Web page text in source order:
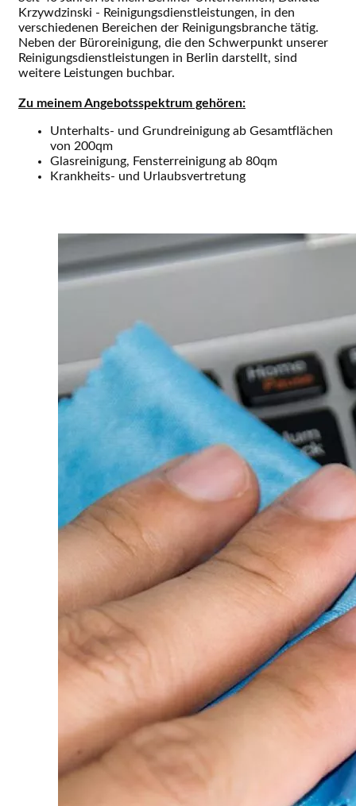
Krzywdzinski - Reinigungsdienstleistungen, in den
verschiedenen Bereichen der Reinigungsbranche tätig.
Neben der Büroreinigung, die den Schwerpunkt unserer
Reinigungsdienstleistungen in Berlin darstellt, sind
weitere Leistungen buchbar.
Zu meinem Angebotsspektrum gehören:
Unterhalts- und Grundreinigung ab Gesamtflächen
von 200qm
Glasreinigung, Fensterreinigung ab 80qm
Krankheits- und Urlaubsvertretung